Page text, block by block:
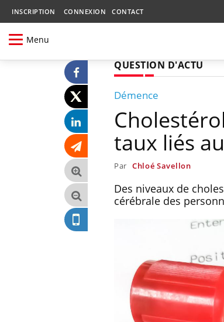
INSCRIPTION CONNEXION CONTACT
Menu
QUESTION D'ACTU
Démence
taux liés
Par Chloé Savellon
Des niveaux de
cérébrale des